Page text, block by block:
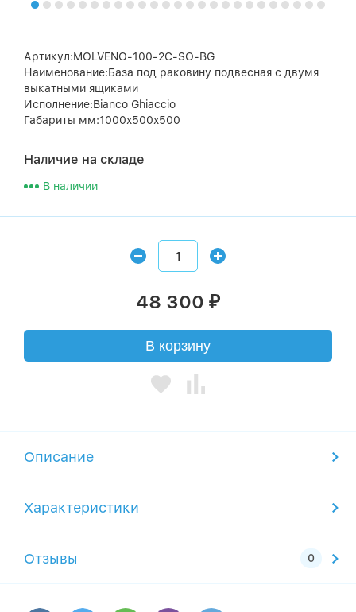
Артикул:MOLVENO-100-2C-SO-BG
Наименование:База под раковину подвесная с двумя
выкатными ящиками
Исполнение:Bianco Ghiaccio
Габариты мм:1000x500x500
Наличие на складе
В наличии
48 300 ₽
В корзину
Описание
Характеристики
Отзывы